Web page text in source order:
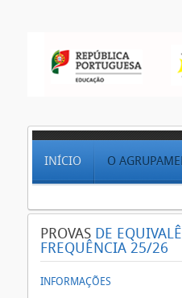
INÍCIO O
PROVAS DE
FREQUÊNCIA 25/26
INFORMAÇÕES